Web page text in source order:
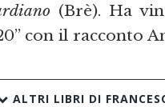
(Brè). Ha
con il racconto
ALTRI LIBRI DI